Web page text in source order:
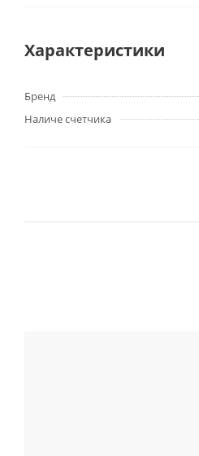
Характеристики
Бренд
Наличе счетчика